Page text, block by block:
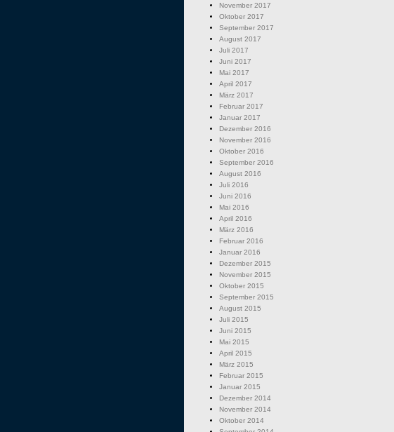
November 2017
Oktober 2017
September 2017
August 2017
Juli 2017
Juni 2017
Mai 2017
April 2017
März 2017
Februar 2017
Januar 2017
Dezember 2016
November 2016
Oktober 2016
September 2016
August 2016
Juli 2016
Juni 2016
Mai 2016
April 2016
März 2016
Februar 2016
Januar 2016
Dezember 2015
November 2015
Oktober 2015
September 2015
August 2015
Juli 2015
Juni 2015
Mai 2015
April 2015
März 2015
Februar 2015
Januar 2015
Dezember 2014
November 2014
Oktober 2014